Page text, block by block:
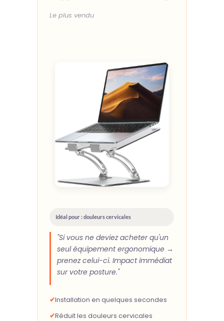
Le plus vendu
Idéal pour : douleurs cervicales
"Si vous ne deviez acheter qu'un
seul équipement ergonomique →
prenez celui-ci. Impact immédiat
sur votre posture."
✔Installation en quelques secondes
✔Réduit les douleurs cervicales